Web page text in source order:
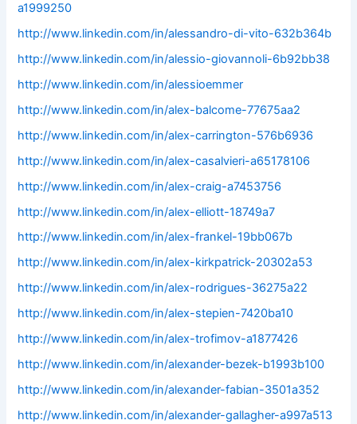
a1999250
http://www.linkedin.com/in/alessandro-di-vito-632b364b
http://www.linkedin.com/in/alessio-giovannoli-6b92bb38
http://www.linkedin.com/in/alessioemmer
http://www.linkedin.com/in/alex-balcome-77675aa2
http://www.linkedin.com/in/alex-carrington-576b6936
http://www.linkedin.com/in/alex-casalvieri-a65178106
http://www.linkedin.com/in/alex-craig-a7453756
http://www.linkedin.com/in/alex-elliott-18749a7
http://www.linkedin.com/in/alex-frankel-19bb067b
http://www.linkedin.com/in/alex-kirkpatrick-20302a53
http://www.linkedin.com/in/alex-rodrigues-36275a22
http://www.linkedin.com/in/alex-stepien-7420ba10
http://www.linkedin.com/in/alex-trofimov-a1877426
http://www.linkedin.com/in/alexander-bezek-b1993b100
http://www.linkedin.com/in/alexander-fabian-3501a352
http://www.linkedin.com/in/alexander-gallagher-a997a513